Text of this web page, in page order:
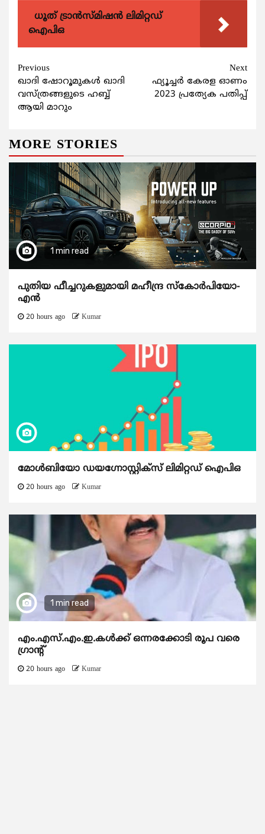
ധൂത് ട്രാൻസ്മിഷൻ ലിമിറ്റഡ്
ഐപിഒ
Continue
Reading
Previous
ഖാദി ഷോറൂമുകൾ ഖാദി
വസ്ത്രങ്ങളുടെ ഹബ്ബ്
ആയി മാറും
Next
ഫ്യൂച്ചർ കേരള ഓണം
2023 പ്രത്യേക പതിപ്പ്
MORE STORIES
1 min read
പുതിയ ഫീച്ചറുകളുമായി മഹീന്ദ്ര സ്കോർപിയോ-
എൻ
20 hours ago Kumar
മോൾബിയോ ഡയഗ്നോസ്റ്റിക്സ് ലിമിറ്റഡ് ഐപിഒ
20 hours ago Kumar
1 min read
എം.എസ്.എം.ഇ.കൾക്ക് ഒന്നരക്കോടി രൂപ വരെ
ഗ്രാന്റ്
20 hours ago Kumar